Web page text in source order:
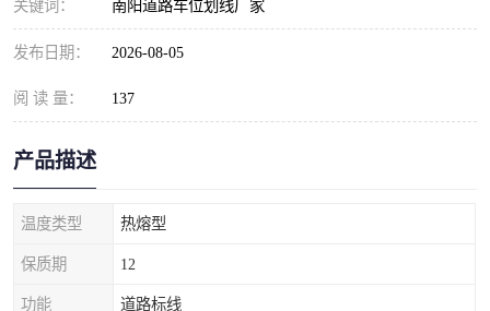
关键词： 南阳道路车位划线厂家
发布日期： 2026-08-05
阅 读 量： 137
产品描述
温度类型 热熔型
保质期 12
功能 道路标线